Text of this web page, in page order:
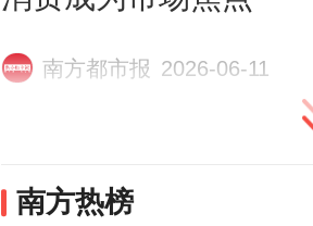
消费逻辑正从“价格敏
为高品质、高私密性
价。这一趋势直接带
团”系列等产品扎堆
南方都市报 2026-06-11
南方热榜